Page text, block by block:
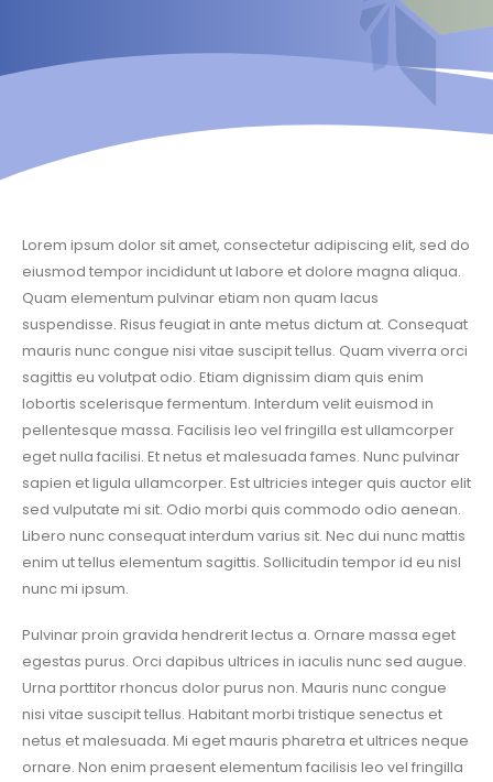
Lorem ipsum dolor sit amet, consectetur adipiscing elit, sed do
eiusmod tempor incididunt ut labore et dolore magna aliqua.
Quam elementum pulvinar etiam non quam lacus
suspendisse. Risus feugiat in ante metus dictum at. Consequat
mauris nunc congue nisi vitae suscipit tellus. Quam viverra orci
sagittis eu volutpat odio. Etiam dignissim diam quis enim
lobortis scelerisque fermentum. Interdum velit euismod in
pellentesque massa. Facilisis leo vel fringilla est ullamcorper
eget nulla facilisi. Et netus et malesuada fames. Nunc pulvinar
sapien et ligula ullamcorper. Est ultricies integer quis auctor elit
sed vulputate mi sit. Odio morbi quis commodo odio aenean.
Libero nunc consequat interdum varius sit. Nec dui nunc mattis
enim ut tellus elementum sagittis. Sollicitudin tempor id eu nisl
nunc mi ipsum.
Pulvinar proin gravida hendrerit lectus a. Ornare massa eget
egestas purus. Orci dapibus ultrices in iaculis nunc sed augue.
Urna porttitor rhoncus dolor purus non. Mauris nunc congue
nisi vitae suscipit tellus. Habitant morbi tristique senectus et
netus et malesuada. Mi eget mauris pharetra et ultrices neque
ornare. Non enim praesent elementum facilisis leo vel fringilla